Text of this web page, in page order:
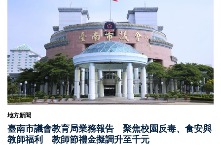
地方新聞
臺南市議會教育局業務報告 聚焦校園反毒、食安與
教師福利 教師節禮金擬調升至千元